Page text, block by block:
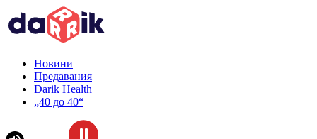
Новини
Предавания
Darik Health
„40 до 40“